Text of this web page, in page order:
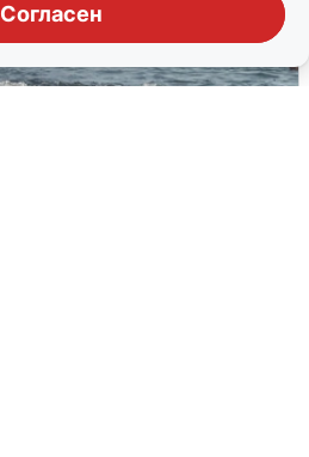
Согласен